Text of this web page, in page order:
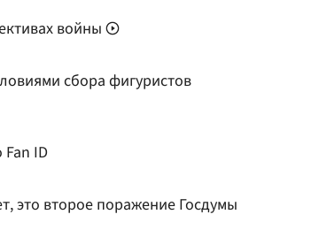
войны
сбора фигуристов
ID
это второе поражение Госдумы